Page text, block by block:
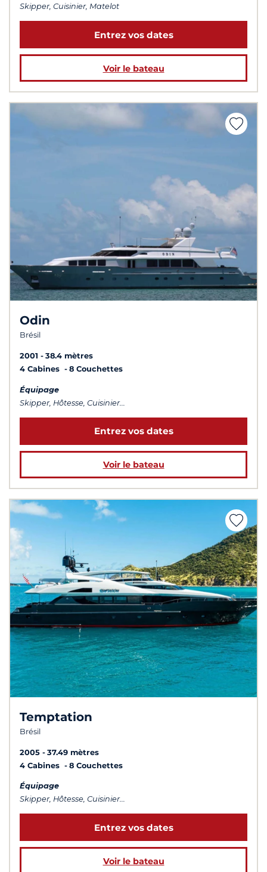
Skipper, Cuisinier, Matelot
Entrez vos dates
Voir le bateau
Odin
Brésil
2001
38.4 mètres
4 Cabines
8 Couchettes
Équipage
Skipper, Hôtesse, Cuisinier...
Entrez vos dates
Voir le bateau
Temptation
Brésil
2005
37.49 mètres
4 Cabines
8 Couchettes
Équipage
Skipper, Hôtesse, Cuisinier...
Entrez vos dates
Voir le bateau